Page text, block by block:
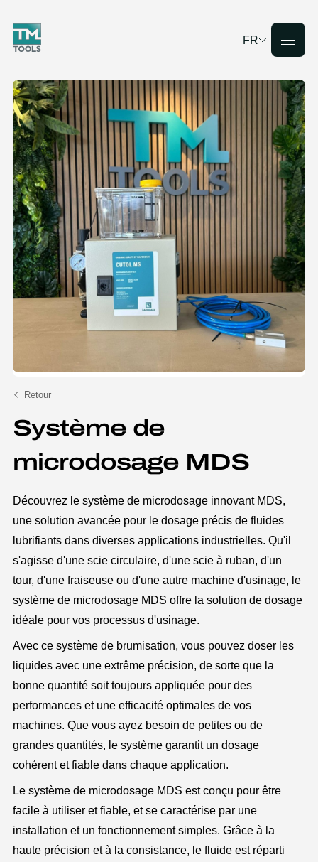
FR
Deutsch
Français
Nederlands
Retour
Système de
microdosage MDS
Découvrez le système de microdosage innovant MDS,
une solution avancée pour le dosage précis de fluides
lubrifiants dans diverses applications industrielles. Qu'il
s'agisse d'une scie circulaire, d'une scie à ruban, d'un
tour, d'une fraiseuse ou d'une autre machine d'usinage, le
système de microdosage MDS offre la solution de dosage
idéale pour vos processus d'usinage.
Avec ce système de brumisation, vous pouvez doser les
liquides avec une extrême précision, de sorte que la
bonne quantité soit toujours appliquée pour des
performances et une efficacité optimales de vos
machines. Que vous ayez besoin de petites ou de
grandes quantités, le système garantit un dosage
cohérent et fiable dans chaque application.
Le système de microdosage MDS est conçu pour être
facile à utiliser et fiable, et se caractérise par une
installation et un fonctionnement simples. Grâce à la
haute précision et à la consistance, le fluide est réparti